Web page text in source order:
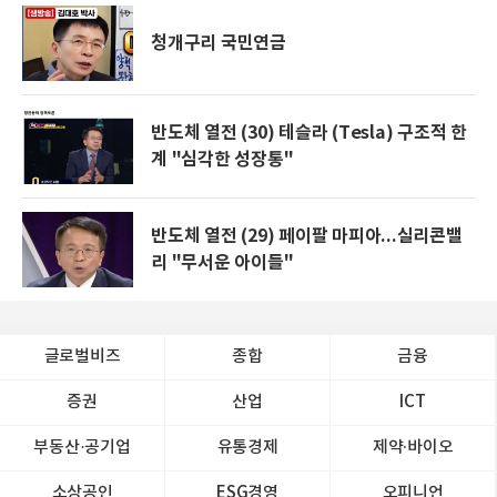
청개구리 국민연금
반도체 열전 (30) 테슬라 (Tesla) 구조적 한
계 "심각한 성장통"
반도체 열전 (29) 페이팔 마피아...실리콘밸
리 "무서운 아이들"
글로벌비즈 종합 금융
증권 산업 ICT
부동산·공기업 유통경제 제약∙바이오
소상공인 ESG경영 오피니언